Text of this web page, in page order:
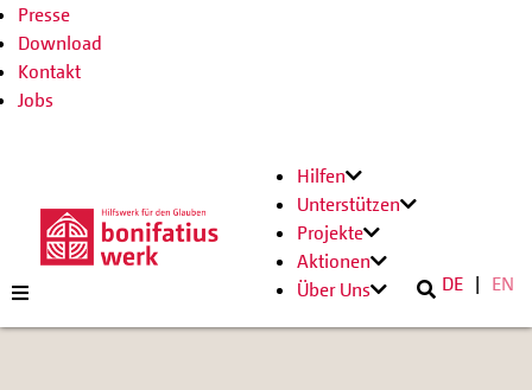
Presse
Download
Kontakt
Jobs
Hilfen
Unterstützen
Projekte
Aktionen
Über Uns
DE EN